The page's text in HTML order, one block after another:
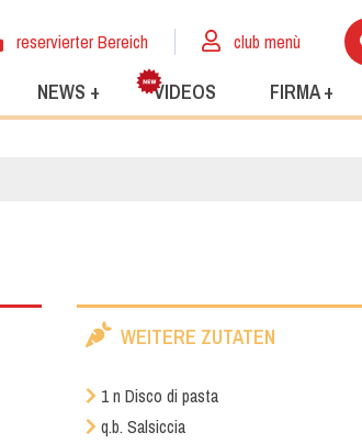
reservierter Bereich club menù
NEWS + VIDEOS FIRMA +
WEITERE ZUTATEN
1 n Disco di pasta
q.b. Salsiccia